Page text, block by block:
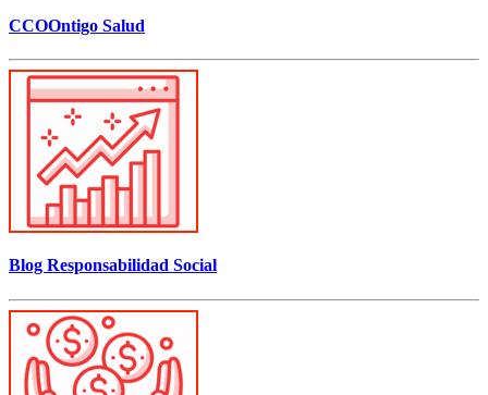
CCOOntigo Salud
Blog Responsabilidad Social